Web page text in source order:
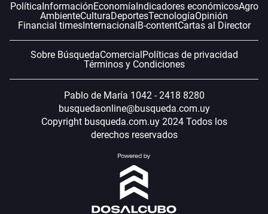
Política InformaciónEconomía Indicadores económicosAgro
AmbienteCulturaDeportesTecnologíaOpinión
Financial timesInternacional B-contentCartas al Director
Sobre BúsquedaComercial Políticas de privacidad
Términos y Condiciones
Pablo de María 1042 - 2418 8280
busquedaonline@busqueda.com.uy
Copyright busqueda.com.uy 2024 Todos los
derechos reservados